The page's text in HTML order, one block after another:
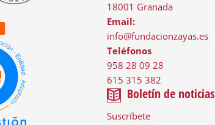
18001 Granada
Email:
info@fundacionzayas.es
Teléfonos
958 28 09 28
615 315 382
Boletín de noticias
Suscríbete